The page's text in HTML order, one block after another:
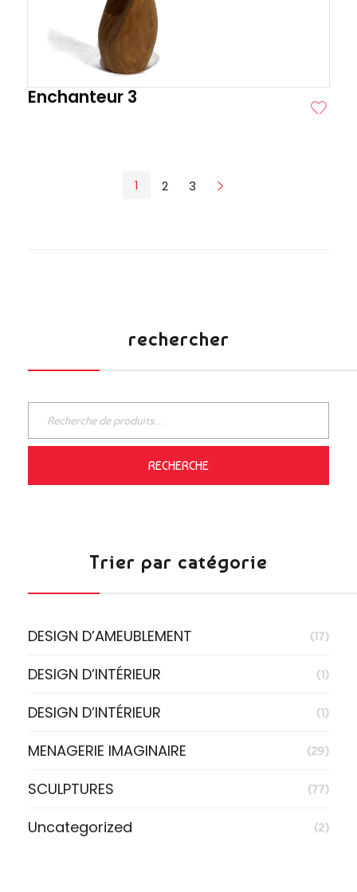
Enchanteur 3
1 2 3 Next
rechercher
RECHERCHE
Trier par catégorie
DESIGN D’AMEUBLEMENT (17)
DESIGN D’INTÉRIEUR (1)
DESIGN D’INTÉRIEUR (1)
MENAGERIE IMAGINAIRE (29)
SCULPTURES (77)
Uncategorized (2)